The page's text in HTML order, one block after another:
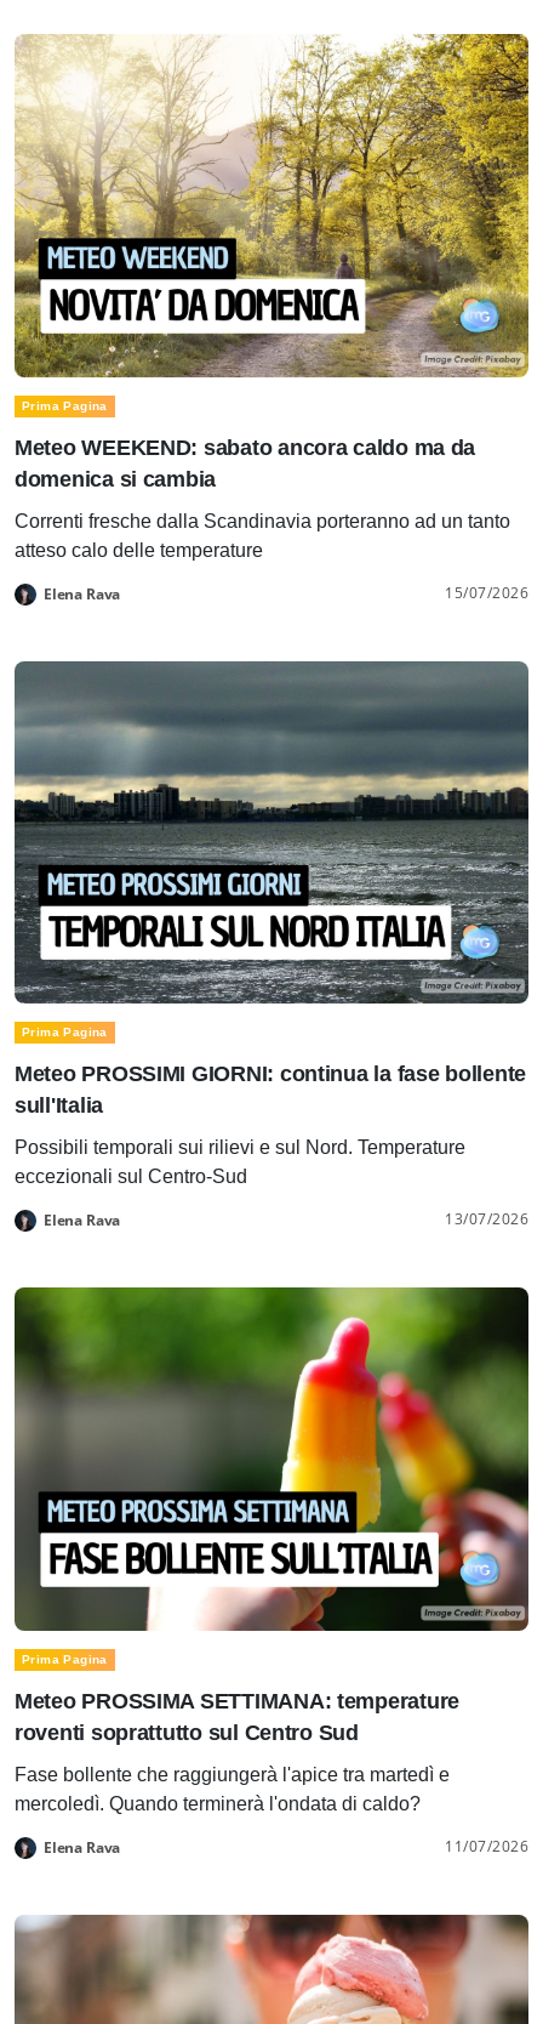
Prima Pagina
Meteo WEEKEND: sabato ancora caldo ma da
domenica si cambia
Correnti fresche dalla Scandinavia porteranno ad un tanto
atteso calo delle temperature
Elena Rava 15/07/2026
Prima Pagina
Meteo PROSSIMI GIORNI: continua la fase bollente
sull'Italia
Possibili temporali sui rilievi e sul Nord. Temperature
eccezionali sul Centro-Sud
Elena Rava 13/07/2026
Prima Pagina
Meteo PROSSIMA SETTIMANA: temperature
roventi soprattutto sul Centro Sud
Fase bollente che raggiungerà l'apice tra martedì e
mercoledì. Quando terminerà l'ondata di caldo?
Elena Rava 11/07/2026